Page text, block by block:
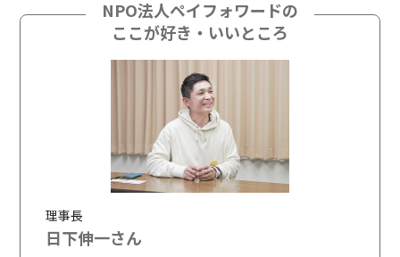
NPO法人ペイフォワードの
ここが好き・いいところ
理事長
日下伸一さん